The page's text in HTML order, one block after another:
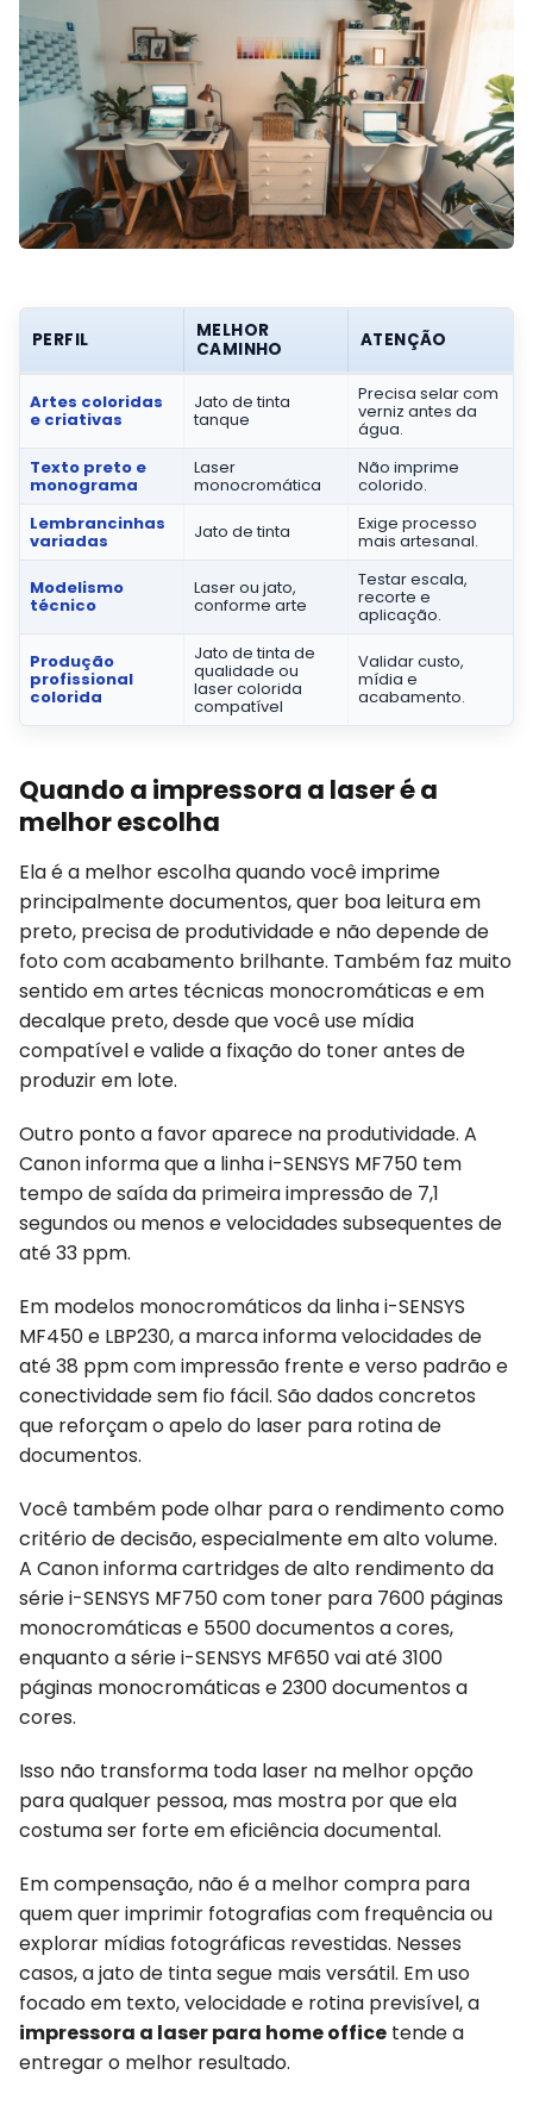
PERFIL
MELHOR
CAMINHO
ATENÇÃO
Artes coloridas
e criativas
Jato de tinta
tanque
Precisa selar com
verniz antes da
água.
Texto preto e
monograma
Laser
monocromática
Não imprime
colorido.
Lembrancinhas
variadas Jato de tinta Exige processo
mais artesanal.
Modelismo
técnico
Laser ou jato,
conforme arte
Testar escala,
recorte e
aplicação.
Produção
profissional
colorida
Jato de tinta de
qualidade ou
laser colorida
compatível
Validar custo,
mídia e
acabamento.
Quando a impressora a laser é a
melhor escolha
Ela é a melhor escolha quando você imprime
principalmente documentos, quer boa leitura em
preto, precisa de produtividade e não depende de
foto com acabamento brilhante. Também faz muito
sentido em artes técnicas monocromáticas e em
decalque preto, desde que você use mídia
compatível e valide a fixação do toner antes de
produzir em lote.
Outro ponto a favor aparece na produtividade. A
Canon informa que a linha i-SENSYS MF750 tem
tempo de saída da primeira impressão de 7,1
segundos ou menos e velocidades subsequentes de
até 33 ppm.
Em modelos monocromáticos da linha i-SENSYS
MF450 e LBP230, a marca informa velocidades de
até 38 ppm com impressão frente e verso padrão e
conectividade sem fio fácil. São dados concretos
que reforçam o apelo do laser para rotina de
documentos.
Você também pode olhar para o rendimento como
critério de decisão, especialmente em alto volume.
A Canon informa cartridges de alto rendimento da
série i-SENSYS MF750 com toner para 7600 páginas
monocromáticas e 5500 documentos a cores,
enquanto a série i-SENSYS MF650 vai até 3100
páginas monocromáticas e 2300 documentos a
cores.
Isso não transforma toda laser na melhor opção
para qualquer pessoa, mas mostra por que ela
costuma ser forte em eficiência documental.
Em compensação, não é a melhor compra para
quem quer imprimir fotografias com frequência ou
explorar mídias fotográficas revestidas. Nesses
casos, a jato de tinta segue mais versátil. Em uso
focado em texto, velocidade e rotina previsível, a
impressora a laser para home office tende a
entregar o melhor resultado.